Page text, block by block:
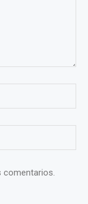
comentarios.